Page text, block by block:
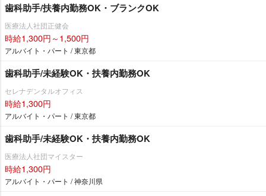
歯科助手/扶養内勤務OK・ブランクOK
医療法人社団正健会
時給1,300円～1,500円
アルバイト・パート / 東京都
歯科助手/未経験OK・扶養内勤務OK
セレナデンタルオフィス
時給1,300円
アルバイト・パート / 東京都
歯科助手/未経験OK・扶養内勤務OK
医療法人社団マイスター
時給1,300円
アルバイト・パート / 神奈川県